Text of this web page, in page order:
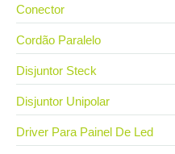
Conector
Cordão Paralelo
Disjuntor Steck
Disjuntor Unipolar
Driver Para Painel De Led